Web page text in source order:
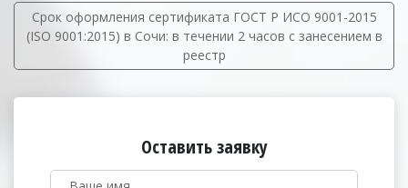
Срок оформления сертификата ГОСТ Р ИСО 9001-2015
(ISO 9001:2015) в Сочи: в течении 2 часов с занесением в
реестр
Оставить заявку